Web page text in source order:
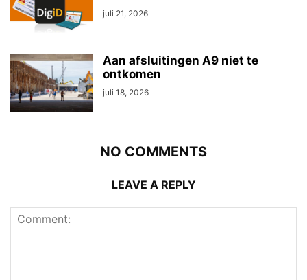
juli 21, 2026
Aan afsluitingen A9 niet te
ontkomen
juli 18, 2026
NO COMMENTS
LEAVE A REPLY